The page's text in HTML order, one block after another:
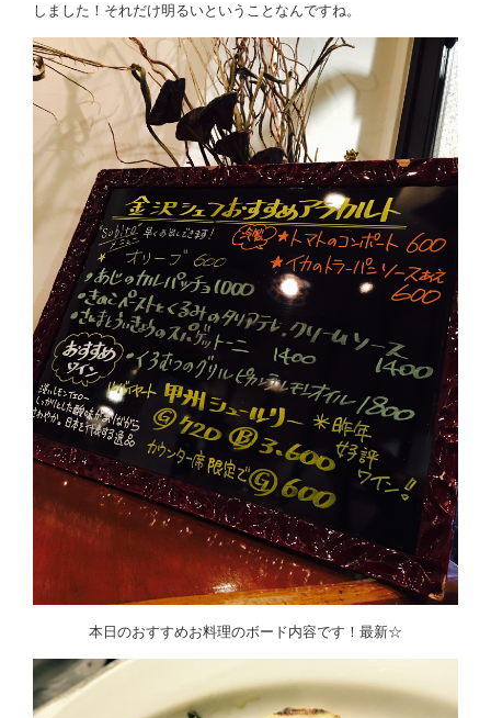
しました！それだけ明るいということなんですね。
本日のおすすめお料理のボード内容です！最新☆